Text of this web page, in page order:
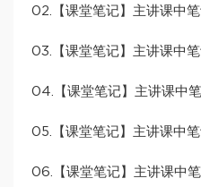
02.【课堂笔记】主讲课中
03.【课堂笔记】主讲课中
04.【课堂笔记】主讲课中
05.【课堂笔记】主讲课中
06.【课堂笔记】主讲课中